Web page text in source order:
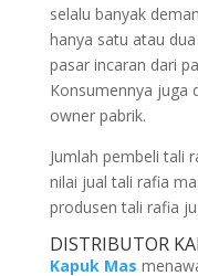
selalu banyak
hanya satu atau
pasar incaran dari
Konsumennya juga
owner pabrik.
Jumlah pembeli tali
nilai jual tali rafia
produsen tali rafia
DISTRIBUTOR
Kapuk Mas